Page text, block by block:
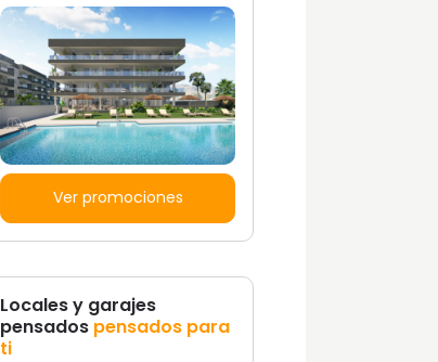
Ver promociones
Locales y garajes
pensados pensados para
ti